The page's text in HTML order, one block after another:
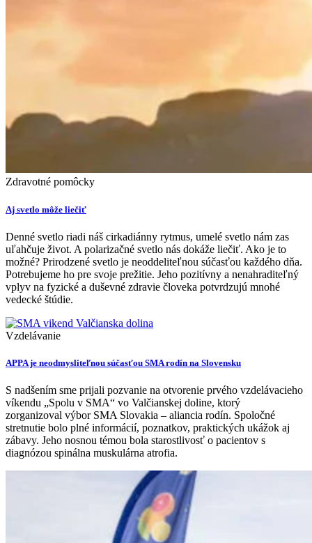
Zdravotné pomôcky
Aj svetlo môže liečiť
Denné svetlo riadi náš cirkadiánny rytmus, umelé svetlo nám zas
uľahčuje život. A polarizačné svetlo nás dokáže liečiť. Ako je to
možné? Prirodzené svetlo je neoddeliteľnou súčasťou každého dňa.
Potrebujeme ho pre svoje prežitie. Jeho pozitívny a nenahraditeľný
vplyv na fyzické a duševné zdravie človeka potvrdzujú mnohé
vedecké štúdie.
Vzdelávanie
APPA je neodmysliteľnou súčasťou SMA rodín na Slovensku
S nadšením sme prijali pozvanie na otvorenie prvého vzdelávacieho
víkendu „Spolu v SMA“ vo Valčianskej doline, ktorý
zorganizoval výbor SMA Slovakia – aliancia rodín. Spoločné
stretnutie bolo plné informácií, poznatkov, praktických ukážok aj
zábavy. Jeho nosnou témou bola starostlivosť o pacientov s
diagnózou spinálna muskulárna atrofia.